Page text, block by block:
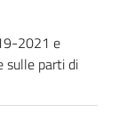
2021 e
sulle parti di